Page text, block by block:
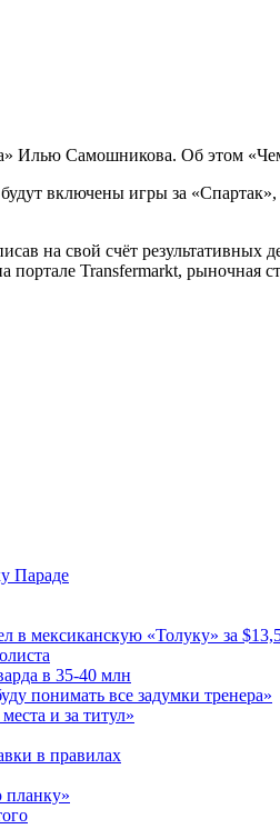
Илью Самошникова. Об этом
включены игры за
на свой счёт результативных
Transfermarkt, рыночная
Параде
в мексиканскую «Толуку» за
в 35-40 млн
понимать все задумки тренера»
и за титул»
в правилах
планку»